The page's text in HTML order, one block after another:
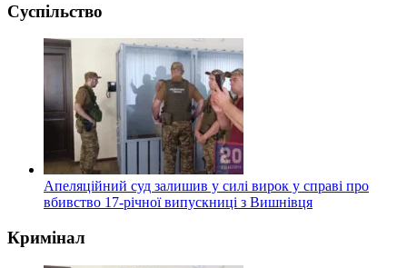
Суспільство
Апеляційний суд залишив у силі вирок у справі про
вбивство 17-річної випускниці з Вишнівця
Кримінал